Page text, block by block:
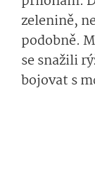
zelenině,
podobně.
se snažili
bojovat s